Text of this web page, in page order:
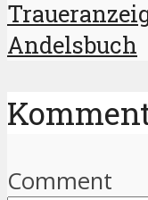
Andelsbuch
Comment